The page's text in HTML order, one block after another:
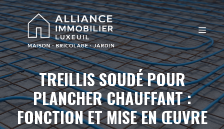
Aller
au
contenu
TREILLIS SOUDÉ POUR
PLANCHER CHAUFFANT :
FONCTION ET MISE EN ŒUVRE